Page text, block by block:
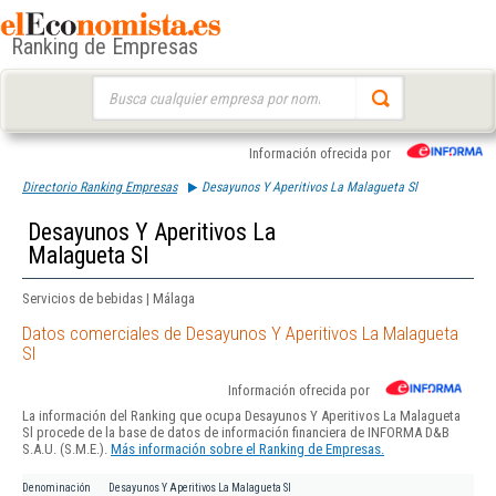
Ranking de Empresas
Información ofrecida por
Directorio Ranking Empresas Desayunos Y Aperitivos La Malagueta Sl
Desayunos Y Aperitivos La
Malagueta Sl
Servicios de bebidas | Málaga
Datos comerciales de Desayunos Y Aperitivos La Malagueta
Sl
Información ofrecida por
La información del Ranking que ocupa Desayunos Y Aperitivos La Malagueta
Sl procede de la base de datos de información financiera de INFORMA D&B
S.A.U. (S.M.E.). Más información sobre el Ranking de Empresas.
Denominación Desayunos Y Aperitivos La Malagueta Sl